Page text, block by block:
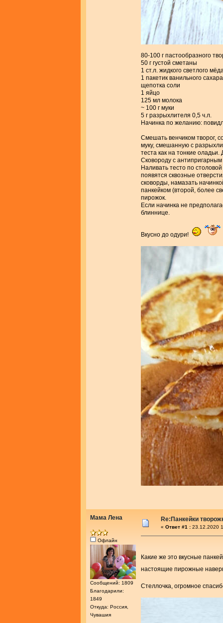
80-100 г пастообразного
50 г густой сметаны
1 ст.л. жидкого светлого
1 пакетик ванильного сахара
щепотка соли
1 яйцо
125 мл молока
~ 100 г муки
5 г разрыхлителя 0,5 ч.л.
Начинка по желанию:
Смешать венчиком творог,
муку, смешанную с
теста как на тонкие оладьи.
Сковороду с
Наливать тесто по
появятся сквозные
сковорды, намазать
панкейком (второй, более
пирожок.
Если начинка не
блиннице.
Вкусно до одури!
Мама Лена
Офлайн
Сообщений: 1809
Благодарили:
1849
Откуда: Россия,
Чувашия
Re:Панкейки
« Ответ #1 : 23.12.2020
Какие же это вкусные
настоящие пирожные
Стеллочка, огромное